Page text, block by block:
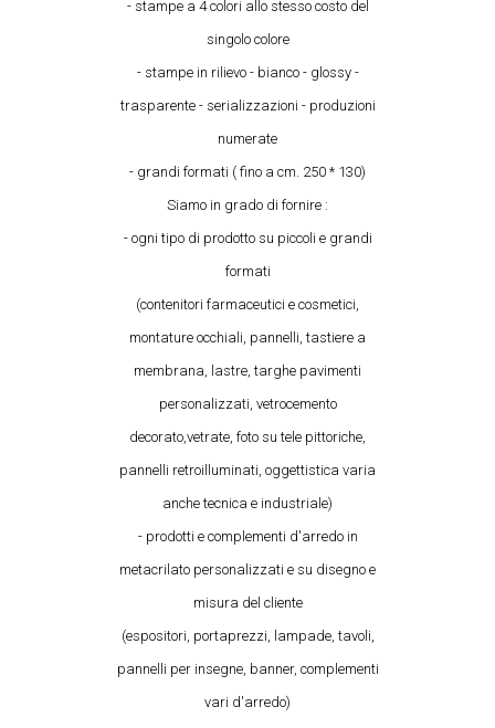
- stampe a 4 colori allo stesso costo del
singolo colore
- stampe in rilievo - bianco - glossy -
trasparente - serializzazioni - produzioni
numerate
- grandi formati ( fino a cm. 250 * 130)
Siamo in grado di fornire :
- ogni tipo di prodotto su piccoli e grandi
formati
(contenitori farmaceutici e cosmetici,
montature occhiali, pannelli, tastiere a
membrana, lastre, targhe pavimenti
personalizzati, vetrocemento
decorato,vetrate, foto su tele pittoriche,
pannelli retroilluminati, oggettistica varia
anche tecnica e industriale)
- prodotti e complementi d'arredo in
metacrilato personalizzati e su disegno e
misura del cliente
(espositori, portaprezzi, lampade, tavoli,
pannelli per insegne, banner, complementi
vari d'arredo)